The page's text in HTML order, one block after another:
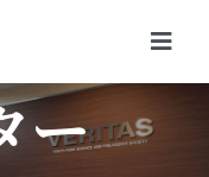
ー